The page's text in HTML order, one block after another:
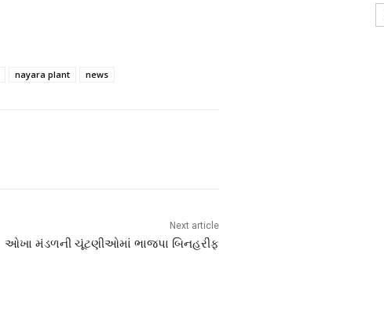
nayara plant news
Next article
ઓખા મંડળની ચૂંટણીઓમાં ભાજપા બિનહરીફ